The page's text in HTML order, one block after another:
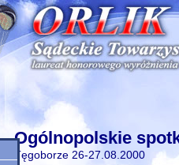
Ogólnopolskie
Tęgoborze 26-27.08.2000